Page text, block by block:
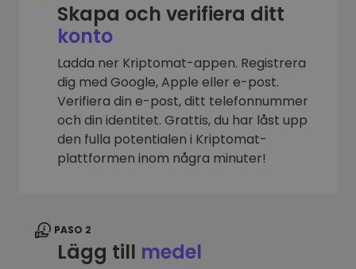
Skapa och verifiera ditt
konto
Ladda ner Kriptomat-appen. Registrera
dig med Google, Apple eller e-post.
Verifiera din e-post, ditt telefonnummer
och din identitet. Grattis, du har låst upp
den fulla potentialen i Kriptomat-
plattformen inom några minuter!
PASO 2
Lägg till medel